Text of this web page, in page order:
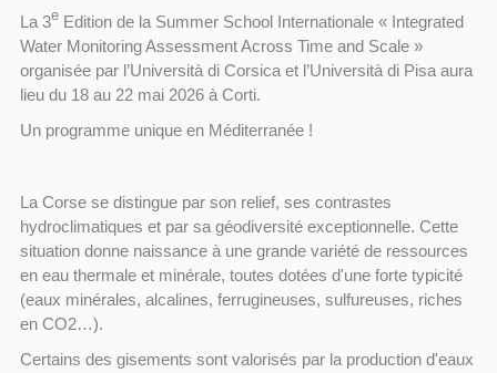
La 3eEdition de la Summer School Internationale « Integrated
Water Monitoring Assessment Across Time and Scale »
organisée par l’Università di Corsica et l’Università di Pisa aura
lieu du 18 au 22 mai 2026 à Corti.
Un programme unique en Méditerranée !
La Corse se distingue par son relief, ses contrastes
hydroclimatiques et par sa géodiversité exceptionnelle. Cette
situation donne naissance à une grande variété de ressources
en eau thermale et minérale, toutes dotées d'une forte typicité
(eaux minérales, alcalines, ferrugineuses, sulfureuses, riches
en CO2…).
Certains des gisements sont valorisés par la production d'eaux